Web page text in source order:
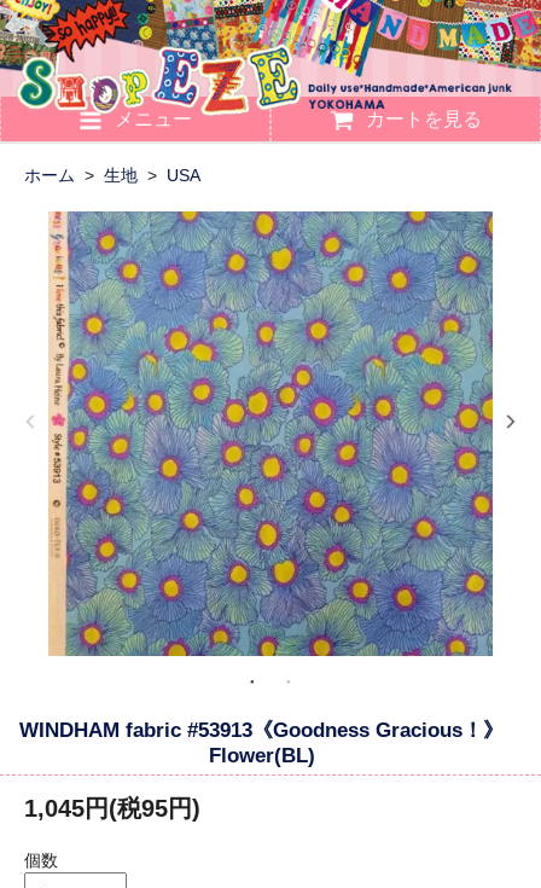
メニュー カートを見る
ホーム > 生地 > USA
WINDHAM fabric #53913《Goodness Gracious！》
Flower(BL)
1,045円(税95円)
個数